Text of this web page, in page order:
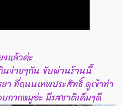
งแล้วค่ะ
นง่ายๆกัน ขับผ่านร้านนี้
า ที่ถนนเทพประสิทธิ์ ดูเข้าท่า
กากหมูอ่ะ มีรสชาติเค็มๆดี